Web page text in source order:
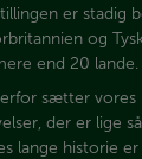
er stadig
og
end 20 lande.
sætter vores
der er lige
lange historie